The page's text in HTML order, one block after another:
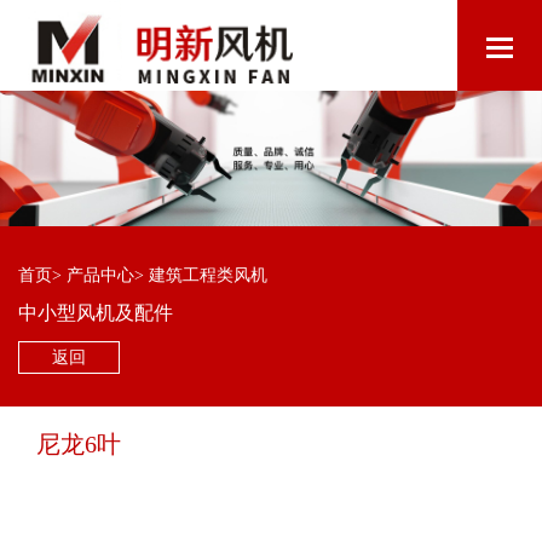
首页> 产品中心> 建筑工程类风机
中小型风机及配件
返回
尼龙6叶